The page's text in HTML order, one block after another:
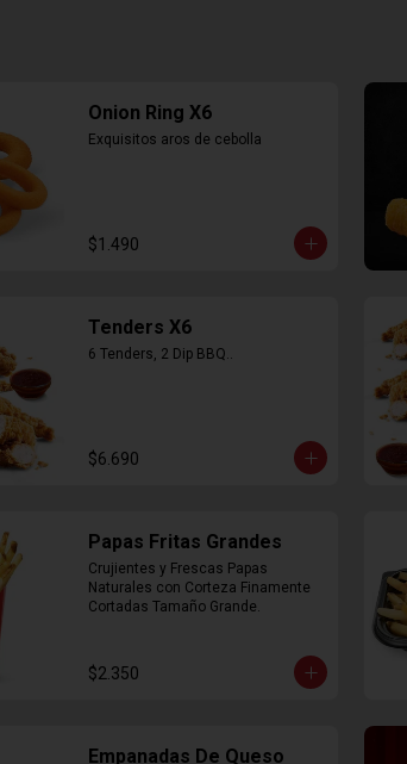
Onion Ring X6
Exquisitos aros de cebolla
$1.490
Tenders X6
6 Tenders, 2 Dip BBQ..
$6.690
Papas Fritas Grandes
Crujientes y Frescas Papas
Naturales con Corteza Finamente
Cortadas Tamaño Grande.
$2.350
Empanadas De Queso